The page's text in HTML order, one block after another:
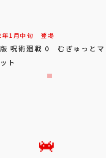
1月中旬 登場
呪術廻戦 0 むぎゅっとマ
ト